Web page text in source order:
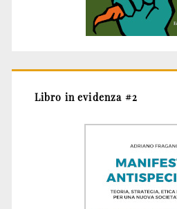
Libro in evidenza #2